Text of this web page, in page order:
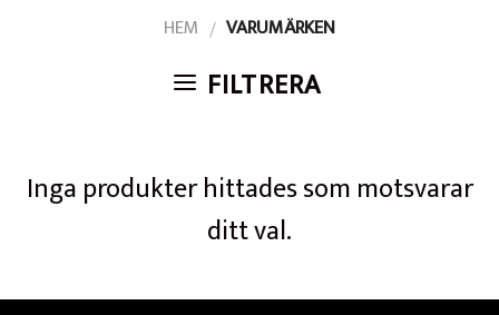
HEM / VARUMÄRKEN
FILTRERA
Inga produkter hittades som motsvarar
ditt val.